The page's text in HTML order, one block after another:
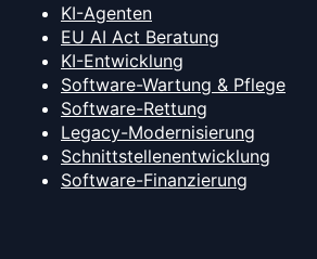
KI-Agenten
EU AI Act Beratung
KI-Entwicklung
Software-Wartung & Pflege
Software-Rettung
Legacy-Modernisierung
Schnittstellenentwicklung
Software-Finanzierung